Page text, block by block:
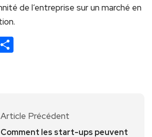
de l’entreprise sur un marché en
Article Précédent
Comment les start-ups peuvent